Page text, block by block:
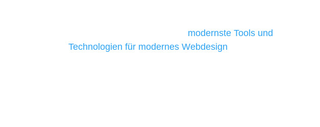
modernste Tools und
Technologien für modernes Webdesign